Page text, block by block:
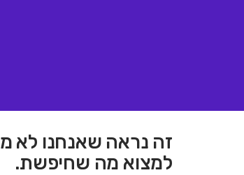
זה נראה שאנחנו לא
למצוא מה שחיפשת.